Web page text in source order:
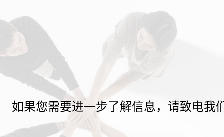
如果您需要进一步了解信息，请致电我